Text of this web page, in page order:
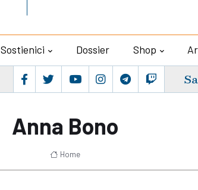
Sostienici Dossier Shop
Anna Bono
Home